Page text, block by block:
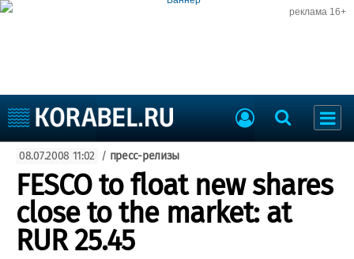
реклама 16+
Судоходство
Судоремонт
События
Пресс-релизы
Порты
Рыболовство
ВМФ
08.07.2008 11:02 / пресс-релизы
FESCO to float new shares
close to the market: at
RUR 25.45